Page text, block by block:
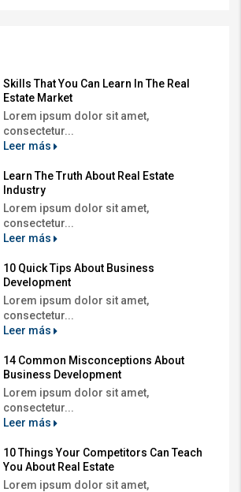
Skills That You Can Learn In The Real
Estate Market
Lorem ipsum dolor sit amet,
consectetur...
Leer más
Learn The Truth About Real Estate
Industry
Lorem ipsum dolor sit amet,
consectetur...
Leer más
10 Quick Tips About Business
Development
Lorem ipsum dolor sit amet,
consectetur...
Leer más
14 Common Misconceptions About
Business Development
Lorem ipsum dolor sit amet,
consectetur...
Leer más
10 Things Your Competitors Can Teach
You About Real Estate
Lorem ipsum dolor sit amet,